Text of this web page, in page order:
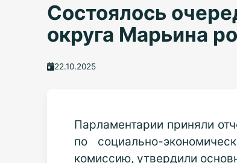
Состоялось
округа Марьина
22.10.2025
Парламентарии приняли
по социально-
комиссию, утвердили